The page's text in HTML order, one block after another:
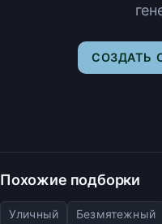
СОЗДАТЬ
Похожие подборки
Уличный Безмятежный